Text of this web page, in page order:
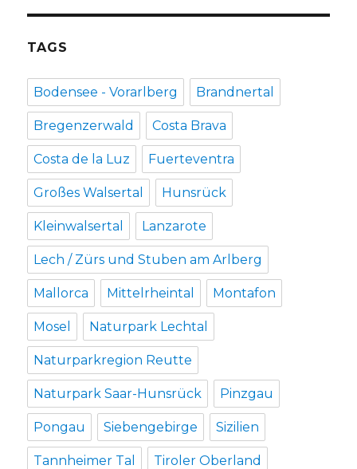
TAGS
Bodensee - Vorarlberg Brandnertal
Bregenzerwald Costa Brava
Costa de la Luz Fuerteventra
Großes Walsertal Hunsrück
Kleinwalsertal Lanzarote
Lech / Zürs und Stuben am Arlberg
Mallorca Mittelrheintal Montafon
Mosel Naturpark Lechtal
Naturparkregion Reutte
Naturpark Saar-Hunsrück Pinzgau
Pongau Siebengebirge Sizilien
Tannheimer Tal Tiroler Oberland